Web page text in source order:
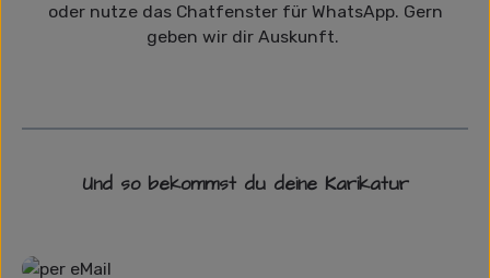
oder nutze das Chatfenster für WhatsApp. Gern
geben wir dir Auskunft.
Und so bekommst du deine Karikatur